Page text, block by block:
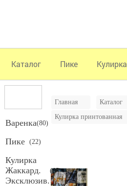
Каталог Пике Кулирка
Варенка(80)
Пике (22)
Кулирка
Жаккард.
Эксклюзив.
(65)
Главная Каталог
Кулирка принтованная